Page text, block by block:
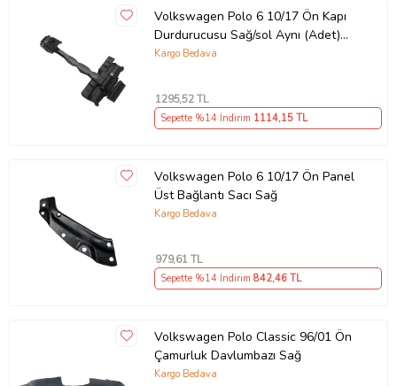
Volkswagen Polo 6 10/17 Ön Kapı
Durdurucusu Sağ/sol Aynı (Adet)
(Kapı Gergi·si·)
Kargo Bedava
1295,52 TL
Sepette %14 İndirim 1114,15 TL
Volkswagen Polo 6 10/17 Ön Panel
Üst Bağlantı Sacı Sağ
Kargo Bedava
979,61 TL
Sepette %14 İndirim 842,46 TL
Volkswagen Polo Classic 96/01 Ön
Çamurluk Davlumbazı Sağ
Kargo Bedava